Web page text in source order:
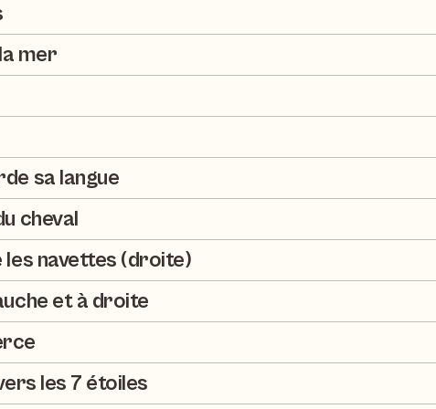
mer
sa langue
cheval
les navettes (droite)
et à droite
les 7 étoiles